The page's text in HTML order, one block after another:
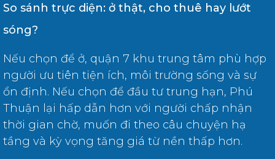
So sánh trực diện: ở thật, cho thuê hay lướt
sóng?
Nếu chọn để ở, quận 7 khu trung tâm phù hợp
người ưu tiên tiện ích, môi trường sống và sự
ổn định. Nếu chọn để đầu tư trung hạn, Phú
Thuận lại hấp dẫn hơn với người chấp nhận
thời gian chờ, muốn đi theo câu chuyện hạ
tầng và kỳ vọng tăng giá từ nền thấp hơn.